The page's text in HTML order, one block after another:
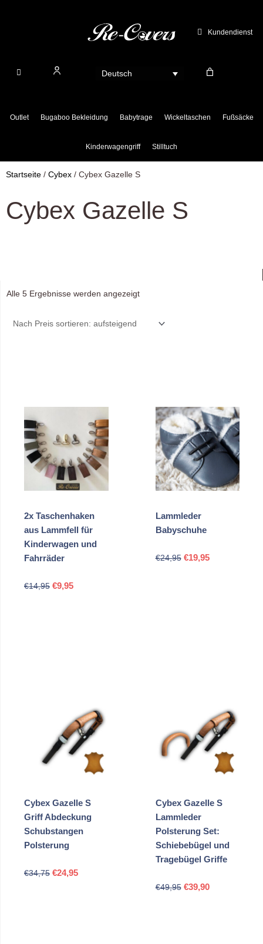
Kundendienst
Deutsch
Outlet Bugaboo Bekleidung Babytrage Wickeltaschen Fußsäcke
Kinderwagengriff Stilltuch
Startseite / Cybex / Cybex Gazelle S
Cybex Gazelle S
Alle 5 Ergebnisse werden angezeigtNach
sortiert:
2x Taschenhaken
aus Lammfell für
Kinderwagen und
Fahrräder
€14,95 Ursprünglicher
€9,95Aktueller
Lammleder
Babyschuhe
€24,95 Ursprünglicher
€19,95Aktueller
Cybex Gazelle S
Griff Abdeckung
Schubstangen
Polsterung
€34,75 Ursprünglicher
€24,95Aktueller
Cybex Gazelle S
Lammleder
Polsterung Set:
Schiebebügel und
Tragebügel Griffe
€49,95 Ursprünglicher
€39,90Aktueller